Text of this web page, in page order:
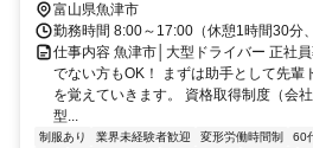
富山県魚津市
勤務時間 8:00～17:00（休憩1時間30分
仕事内容 魚津市│大型ドライバー 正社
でない方もOK！ まずは助手として先輩
を覚えていきます。 資格取得制度（会
型...
制服あり 業界未経験者歓迎 変形労働時間制 60